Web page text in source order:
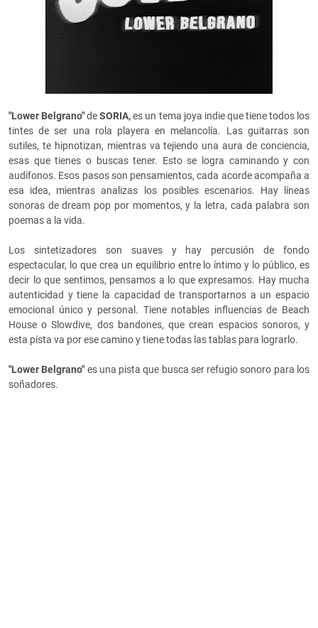
"Lower Belgrano"deSORIA,es un tema joya indie que tiene todos los
tintes de ser una rola playera en melancolía. Las guitarras son
sutiles, te hipnotizan, mientras va tejiendo una aura de conciencia,
esas que tienes o buscas tener. Esto se logra caminando y con
audífonos. Esos pasos son pensamientos, cada acorde acompaña a
esa idea, mientras analizas los posibles escenarios. Hay líneas
sonoras de dream pop por momentos, y la letra, cada palabra son
poemas a la vida.
Los sintetizadores son suaves y hay percusión de fondo
espectacular, lo que crea un equilibrio entre lo íntimo y lo público, es
decir lo que sentimos, pensamos a lo que expresamos. Hay mucha
autenticidad y tiene la capacidad de transportarnos a un espacio
emocional único y personal. Tiene notables influencias de Beach
House o Slowdive, dos bandones, que crean espacios sonoros, y
esta pista va por ese camino y tiene todas las tablas para lograrlo.
"Lower Belgrano" es una pista que busca ser refugio sonoro para los
soñadores.